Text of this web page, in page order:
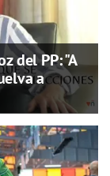
del PP: "A
a